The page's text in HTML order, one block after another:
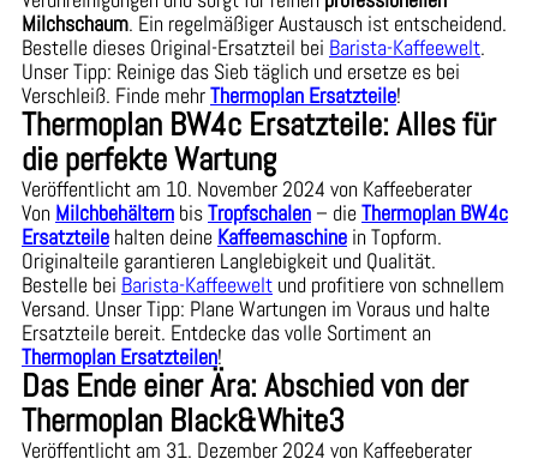
Milchschaum. Ein regelmäßiger Austausch ist entscheidend.
Bestelle dieses Original-Ersatzteil bei Barista-Kaffeewelt.
Unser Tipp: Reinige das Sieb täglich und ersetze es bei
Verschleiß. Finde mehrThermoplan Ersatzteile!
Thermoplan BW4c Ersatzteile: Alles für
die perfekte Wartung
Veröffentlicht am 10. November 2024 von Kaffeeberater
Von Milchbehältern bisTropfschalen – dieThermoplan BW4c
Ersatzteile halten deine Kaffeemaschine in Topform.
Originalteile garantieren Langlebigkeit und Qualität.
Bestelle bei Barista-Kaffeewelt und profitiere von schnellem
Versand. Unser Tipp: Plane Wartungen im Voraus und halte
Ersatzteile bereit. Entdecke das volle Sortiment an
Thermoplan Ersatzteilen!
Das Ende einer Ära: Abschied von der
Thermoplan Black&White3
Veröffentlicht am 31. Dezember 2024 von Kaffeeberater